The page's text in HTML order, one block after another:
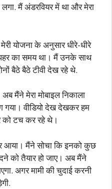
मैं अंडरवियर में था और मेरा
योजना के अनुसार धीरे-धीरे
का समय था। मैं उनके साथ
बैठे बैठे टीवी देख रहे थे.
मैंने मेरा मोबाइल निकाला
गया। वीडियो देख देखकर हम
को टच कर रहे थे।
आया। मैंने सोचा कि इनको कुछ
को तैयार हो जाए। अब मैंने
अगर मामी की चुदाई करनी